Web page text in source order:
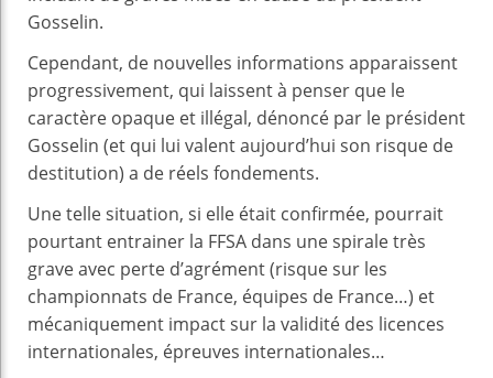
Gosselin.
Cependant, de nouvelles informations apparaissent
progressivement, qui laissent à penser que le
caractère opaque et illégal, dénoncé par le président
Gosselin (et qui lui valent aujourd’hui son risque de
destitution) a de réels fondements.
Une telle situation, si elle était confirmée, pourrait
pourtant entrainer la FFSA dans une spirale très
grave avec perte d’agrément (risque sur les
championnats de France, équipes de France…) et
mécaniquement impact sur la validité des licences
internationales, épreuves internationales…